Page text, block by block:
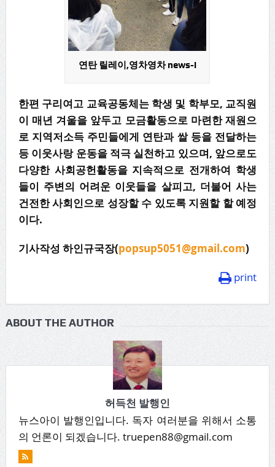
연탄 릴레이,영차영차 news-i
한편 구리여고 교육공동체는 학생 및 학부모, 교직원
이 매년 겨울을 앞두고 모금활동으로 마련한 재원으
로 지역저소득 주민들에게 연탄과 쌀 등을 전달하는
등 이웃사랑 운동을 적극 실천하고 있으며, 앞으로도
다양한 사회공헌활동을 지속적으로 전개하여 학생
들이 주변의 어려운 이웃들을 살피고, 더불어 사는
건전한 사회인으로 성장할 수 있도록 지원할 할 예정
이다.
기사작성 하인규국장(popsup5051@gmail.com)
print
ABOUT THE AUTHOR
허득천 발행인
뉴스아이 발행인입니다. 독자 여러분을 위해서 소통
의 언론이 되겠습니다. truepen88@gmail.com